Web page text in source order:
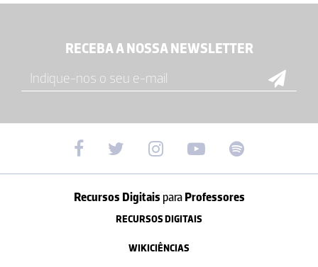
RECEBA A NOSSA NEWSLETTER
Recursos Digitais paraProfessores
RECURSOS DIGITAIS
WIKICIÊNCIAS